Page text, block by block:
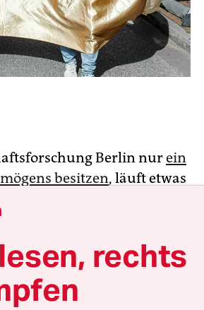
Berlin nurein
besitzen, läuft etwas
Vermögen, Erbschaften,
werden.
rechts